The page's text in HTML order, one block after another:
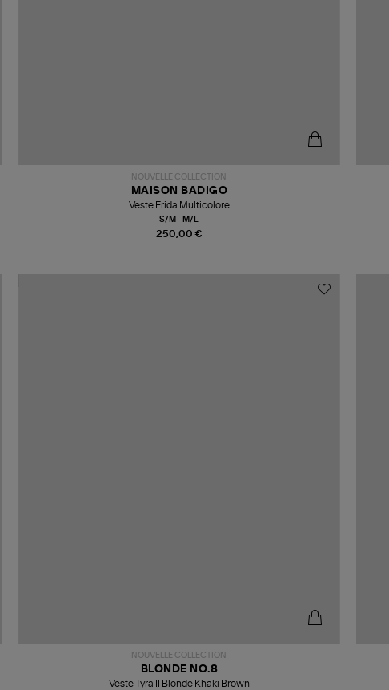
NOUVELLE COLLECTION
250,00 €
MAISON BADIGO
Veste Frida Multicolore
S/M M/L
NOUVELLE COLLECTION
BLONDE NO.8
Veste Tyra II Blonde Khaki Brown